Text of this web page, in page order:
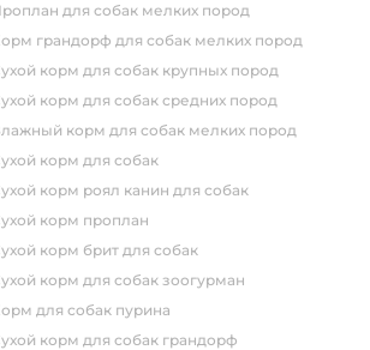
проплан для собак мелких пород
корм грандорф для собак мелких пород
сухой корм для собак крупных пород
сухой корм для собак средних пород
влажный корм для собак мелких пород
сухой корм для собак
сухой корм роял канин для собак
сухой корм проплан
сухой корм брит для собак
сухой корм для собак зоогурман
корм для собак пурина
сухой корм для собак грандорф